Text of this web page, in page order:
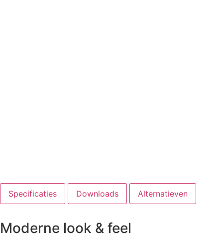
Specificaties Downloads Alternatieven
Moderne look & feel